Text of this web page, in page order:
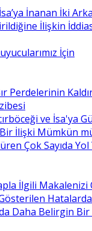
İnanan İki
İlişkin
İçin
Perdelerinin
ve İsa'ya
İlişki Mümkün
Çok Sayıda
İlgili Makalenizi
Daha Belirgin Bir